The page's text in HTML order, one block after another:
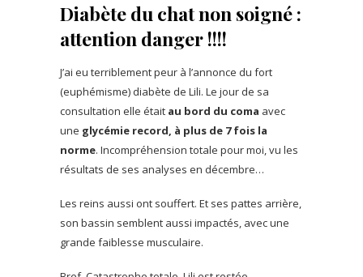
Diabète du chat non soigné :
attention danger !!!!
J’ai eu terriblement peur à l’annonce du fort
(euphémisme) diabète de Lili. Le jour de sa
consultation elle était au bord du coma avec
une glycémie record, à plus de 7 fois la
norme. Incompréhension totale pour moi, vu les
résultats de ses analyses en décembre…
Les reins aussi ont souffert. Et ses pattes arrière,
son bassin semblent aussi impactés, avec une
grande faiblesse musculaire.